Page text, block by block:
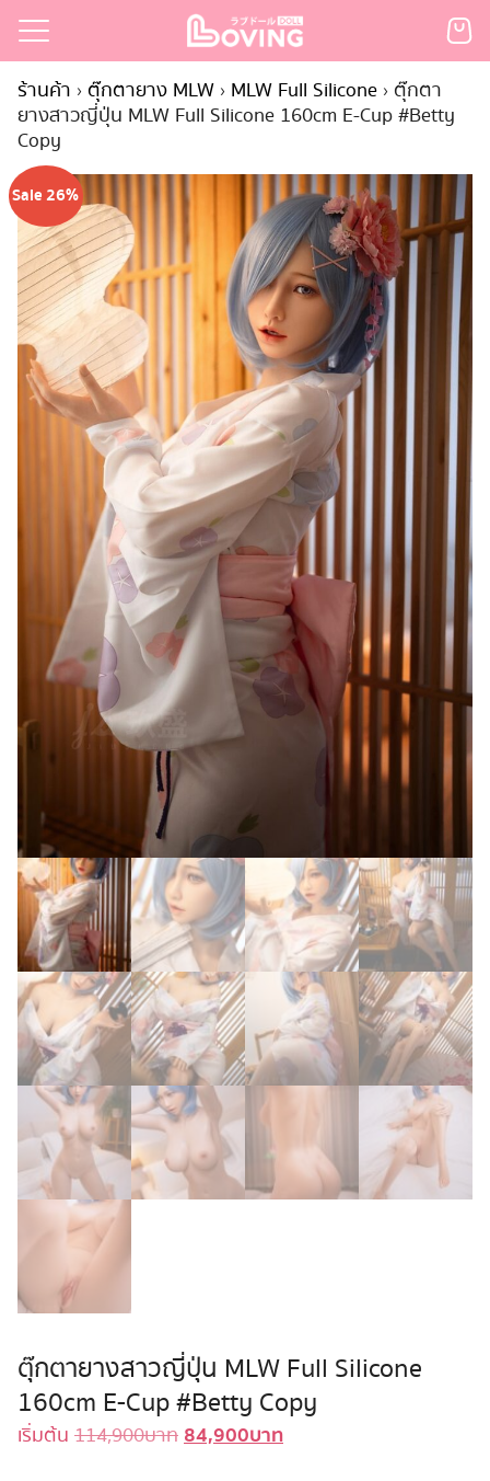
Skip
content
ก
ามแบรนด์
สั่งซื้อ
ะเงิน
ค้า
for:
ร้านค้า › ตุ๊กตายาง MLW › MLW Full Silicone › ตุ๊กตา
ยางสาวญี่ปุ่น MLW Full Silicone 160cm E-Cup #Betty
Copy
Sale 26%
ตุ๊กตายางสาวญี่ปุ่น MLW Full Silicone
160cm E-Cup #Betty Copy
เริ่มต้น 114,900บาท Original
84,900บาทCurrent